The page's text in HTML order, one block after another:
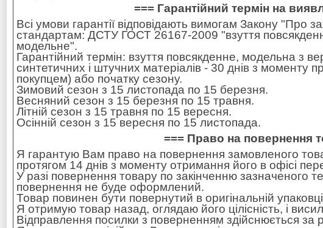
=== Гарантійний термін на
Всі умови гарантії відповідають вимогам Закону "Про
стандартам: ДСТУ ГОСТ 26167-2009 "взуття
модельне".
Гарантійний термін: взуття повсякденне, модельна з
синтетичних і штучних матеріалів - 30 днів з моменту
покупцем) або початку сезону.
Зимовий сезон з 15 листопада по 15 березня.
Весняний сезон з 15 березня по 15 травня.
Літній сезон з 15 травня по 15 вересня.
Осінній сезон з 15 вересня по 15 листопада.
=== Право на повернення
Я гарантую Вам право на повернення замовленого
протягом 14 днів з моменту отримання його в офісі
У разі повернення товару по закінченню зазначеного
повернення не буде оформлений.
Товар повинен бути повернутий в оригінальній
Я отримую товар назад, оглядаю його цілісність, і
Відправлення посилки з поверненням здійснюється за